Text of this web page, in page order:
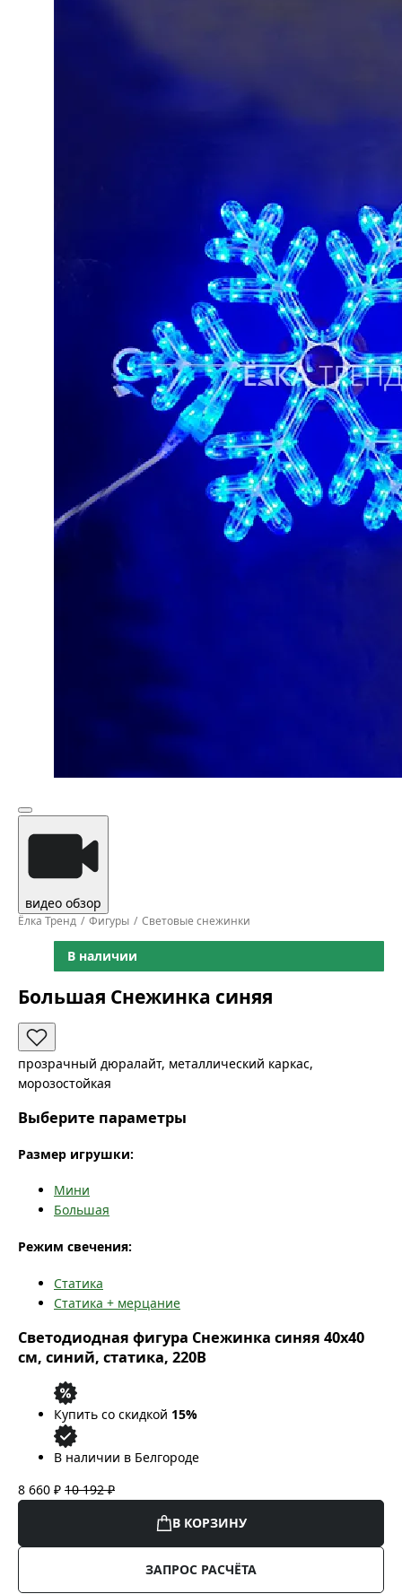
видео обзор
Ёлка Тренд Фигуры Световые снежинки
В наличии
Большая Снежинка синяя
прозрачный дюралайт, металлический каркас,
морозостойкая
Выберите параметры
Размер игрушки:
Мини
Большая
Режим свечения:
Статика
Статика + мерцание
Светодиодная фигура Снежинка синяя 40x40
см, синий, статика, 220В
Купить со скидкой 15%
В наличии в Белгороде
8 660 ₽ 10 192 ₽
В КОРЗИНУ
ЗАПРОС РАСЧЁТА